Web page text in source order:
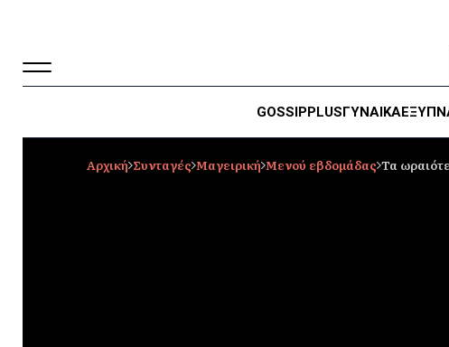
GOSSIPPLUSΓΥΝΑΙΚΑ
Αρχική Συνταγές Μαγειρική Μενού εβδομάδας Τα